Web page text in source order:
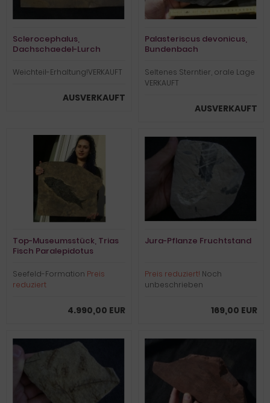
Sclerocephalus,
Dachschaedel-Lurch
Weichteil-Erhaltung!VERKAUFT
AUSVERKAUFT
Palasteriscus devonicus,
Bundenbach
Seltenes Sterntier, orale Lage
VERKAUFT
AUSVERKAUFT
Top-Museumsstück, Trias
Fisch Paralepidotus
Seefeld-Formation Preis
reduziert
4.990,00 EUR
Jura-Pflanze Fruchtstand
Preis reduziert! Noch
unbeschrieben
169,00 EUR